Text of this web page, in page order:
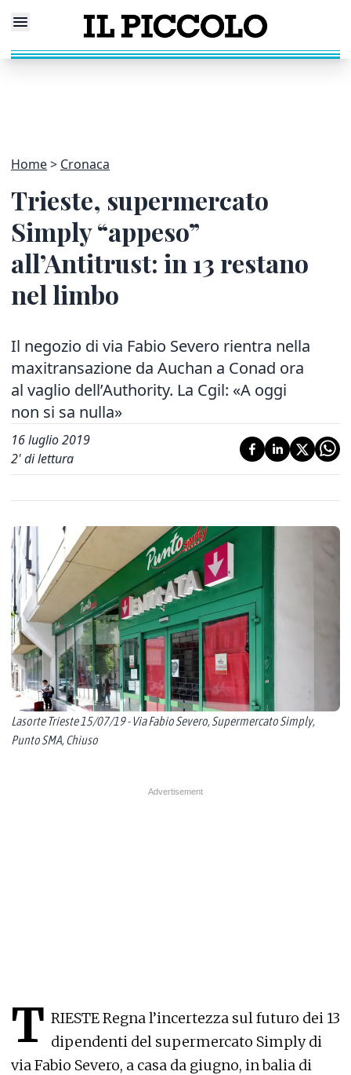
Home Cronaca
Trieste, supermercato
Simply “appeso”
all’Antitrust: in 13 restano
nel limbo
Il negozio di via Fabio Severo rientra nella
maxitransazione da Auchan a Conad ora
al vaglio dell’Authority. La Cgil: «A oggi
non si sa nulla»
16 luglio 2019
2' di lettura
Lasorte Trieste 15/07/19 - Via Fabio Severo, Supermercato Simply,
Punto SMA, Chiuso
T RIESTE Regna l’incertezza sul futuro dei 13
dipendenti del supermercato Simply di
via Fabio Severo, a casa da giugno, in balia di